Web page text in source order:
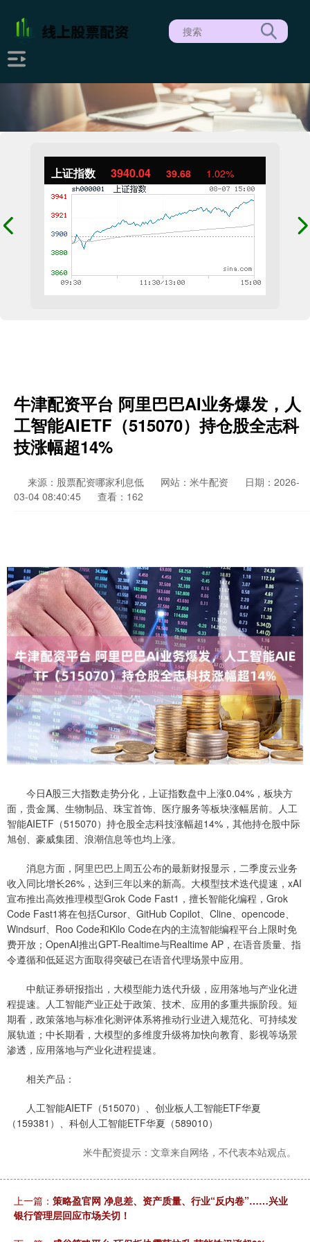
上证指数 3940.04 39.68 1.02%
牛津配资平台 阿里巴巴AI业务爆发，人
工智能AIETF（515070）持仓股全志科
技涨幅超14%
来源：股票配资哪家利息低 网站：米牛配资
日期：2026-
03-04 08:40:45
查看：162
今日A股三大指数走势分化，上证指数盘中上涨0.04%，板块方
面，贵金属、生物制品、珠宝首饰、医疗服务等板块涨幅居前。人工
智能AIETF（515070）持仓股全志科技涨幅超14%，其他持仓股中际
旭创、豪威集团、浪潮信息等也均上涨。
消息方面，阿里巴巴上周五公布的最新财报显示，二季度云业务
收入同比增长26%，达到三年以来的新高。大模型技术迭代提速，xAI
宣布推出高效推理模型Grok Code Fast1，擅长智能化编程，Grok
Code Fast1将在包括Cursor、GitHub Copilot、Cline、opencode、
Windsurf、Roo Code和Kilo Code在内的主流智能编程平台上限时免
费开放；OpenAI推出GPT-Realtime与Realtime AP，在语音质量、指
令遵循和低延迟方面取得突破已在语音代理场景中应用。
中航证券研报指出，大模型能力迭代升级，应用落地与产业化进
程提速。人工智能产业正处于政策、技术、应用的多重共振阶段。短
期看，政策落地与标准化测评体系将推动行业进入规范化、可持续发
展轨道；中长期看，大模型的多维度升级将加快向教育、影视等场景
渗透，应用落地与产业化进程提速。
相关产品：
人工智能AIETF（515070）、创业板人工智能ETF华夏
（159381）、科创人工智能ETF华夏（589010）
米牛配资提示：文章来自网络，不代表本站观点。
上一篇： 策略盈官网 净息差、资产质量、行业“反内卷”……兴业
银行管理层回应市场关切！